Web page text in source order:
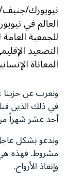
نيويورك/
العالم في
للجمعية
التصعيد
المعاناة
ونعرب عن حزننا
في ذلك الذين
أحد عشر شهراً
وندعو بشكل
مشروط. فهذه هي
وإنقاذ الأرواح.